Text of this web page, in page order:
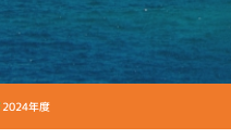
2024年度